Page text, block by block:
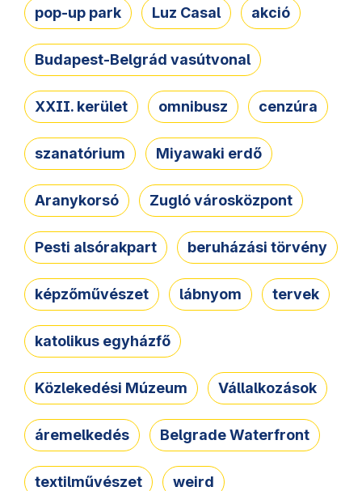
pop-up park Luz Casal akció
Budapest-Belgrád vasútvonal
XXII. kerület omnibusz cenzúra
szanatórium Miyawaki erdő
Aranykorsó Zugló városközpont
Pesti alsórakpart beruházási törvény
képzőművészet lábnyom tervek
katolikus egyházfő
Közlekedési Múzeum Vállalkozások
áremelkedés Belgrade Waterfront
textilművészet weird